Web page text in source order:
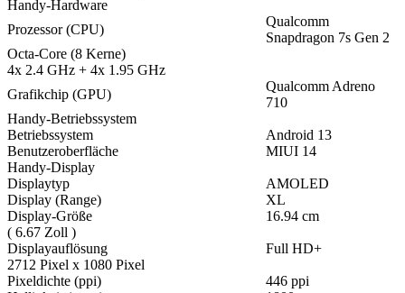
Handy-Hardware
Prozessor (CPU)
Qualcomm
Snapdragon 7s Gen 2
Octa-Core (8 Kerne)
4x 2.4 GHz + 4x 1.95 GHz
Grafikchip (GPU)
Qualcomm Adreno
710
Handy-Betriebssystem
Betriebssystem
Android 13
Benutzeroberfläche
MIUI 14
Handy-Display
Displaytyp
AMOLED
Display (Range)
XL
Display-Größe
16.94 cm
( 6.67 Zoll )
Displayauflösung
Full HD+
2712 Pixel x 1080 Pixel
Pixeldichte (ppi)
446 ppi